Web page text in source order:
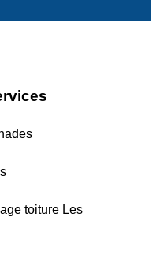
toiture Les